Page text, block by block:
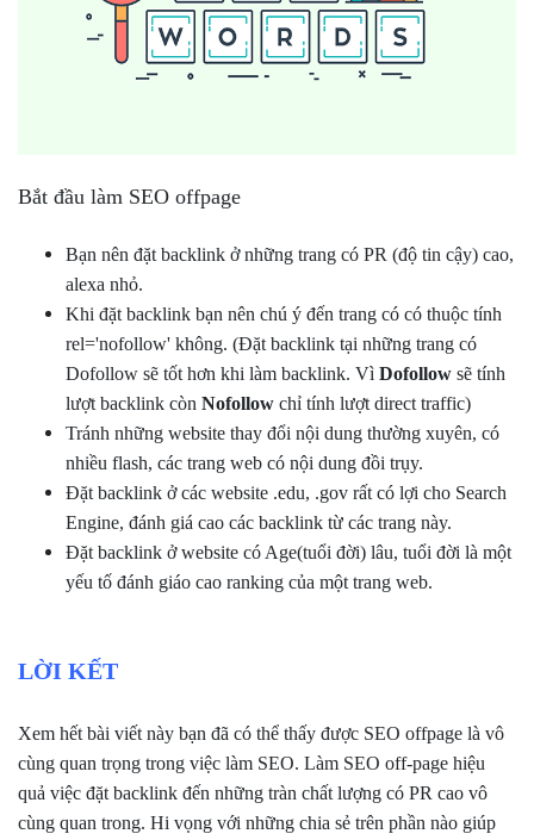
Bắt đầu làm SEO offpage
Bạn nên đặt backlink ở những trang có PR (độ tin cậy) cao,
alexa nhỏ.
Khi đặt backlink bạn nên chú ý đến trang có có thuộc tính
rel='nofollow' không. (Đặt backlink tại những trang có
Dofollow sẽ tốt hơn khi làm backlink. Vì Dofollow sẽ tính
lượt backlink còn Nofollow chỉ tính lượt direct traffic)
Tránh những website thay đổi nội dung thường xuyên, có
nhiều flash, các trang web có nội dung đồi trụy.
Đặt backlink ở các website .edu, .gov rất có lợi cho Search
Engine, đánh giá cao các backlink từ các trang này.
Đặt backlink ở website có Age(tuổi đời) lâu, tuổi đời là một
yếu tố đánh giáo cao ranking của một trang web.
LỜI KẾT
Xem hết bài viết này bạn đã có thể thấy được SEO offpage là vô
cùng quan trọng trong việc làm SEO. Làm SEO off-page hiệu
quả việc đặt backlink đến những tràn chất lượng có PR cao vô
cùng quan trong. Hi vọng với những chia sẻ trên phần nào giúp